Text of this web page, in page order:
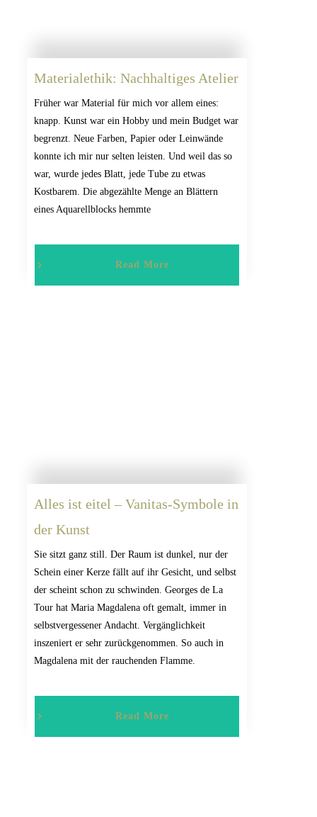
Materialethik: Nachhaltiges Atelier
Früher war Material für mich vor allem eines:
knapp. Kunst war ein Hobby und mein Budget war
begrenzt. Neue Farben, Papier oder Leinwände
konnte ich mir nur selten leisten. Und weil das so
war, wurde jedes Blatt, jede Tube zu etwas
Kostbarem. Die abgezählte Menge an Blättern
eines Aquarellblocks hemmte
Read More
Alles ist eitel – Vanitas-Symbole in
der Kunst
Sie sitzt ganz still. Der Raum ist dunkel, nur der
Schein einer Kerze fällt auf ihr Gesicht, und selbst
der scheint schon zu schwinden. Georges de La
Tour hat Maria Magdalena oft gemalt, immer in
selbstvergessener Andacht. Vergänglichkeit
inszeniert er sehr zurückgenommen. So auch in
Magdalena mit der rauchenden Flamme.
Read More